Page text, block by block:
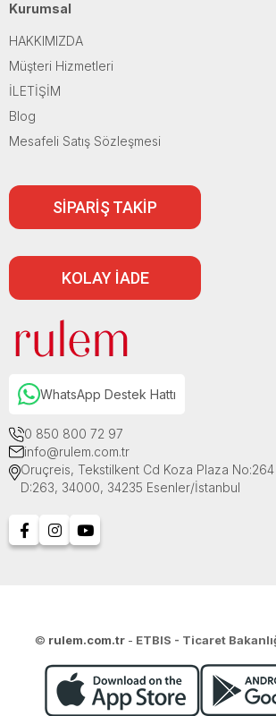
Kurumsal
HAKKIMIZDA
Müşteri Hizmetleri
İLETİŞİM
Blog
Mesafeli Satış Sözleşmesi
SİPARİŞ TAKİP
KOLAY İADE
WhatsApp Destek Hattı
0 850 800 72 97
info@rulem.com.tr
Oruçreis, Tekstilkent Cd Koza Plaza
D:263, 34000, 34235 Esenler/İstanbul
© rulem.com.tr - ETBIS - Ticaret